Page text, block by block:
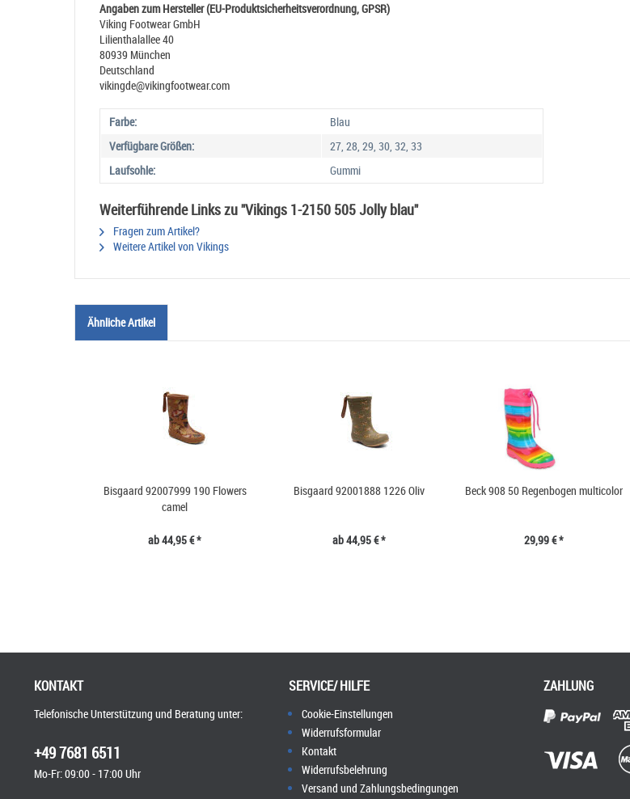
Angaben zum Hersteller (EU-Produktsicherheitsverordnung, GPSR)
Viking Footwear GmbH
Lilienthalallee 40
80939 München
Deutschland
vikingde@vikingfootwear.com
Farbe:
Blau
Verfügbare Größen:
27, 28, 29, 30, 32, 33
Laufsohle:
Gummi
Weiterführende Links zu "Vikings 1-2150 505 Jolly blau"
Fragen zum Artikel?
Weitere Artikel von Vikings
Ähnliche Artikel
Bisgaard 92007999 190 Flowers
camel
ab 44,95 € *
Bisgaard 92001888 1226 Oliv
ab 44,95 € *
Beck 908 50 Regenbogen multicolor
29,99 € *
KONTAKT
Telefonische Unterstützung und Beratung unter:
+49 7681 6511
Mo-Fr: 09:00 - 17:00 Uhr
SERVICE/ HILFE
Cookie-Einstellungen
Widerrufsformular
Kontakt
Widerrufsbelehrung
Versand und Zahlungsbedingungen
ZAHLUNG